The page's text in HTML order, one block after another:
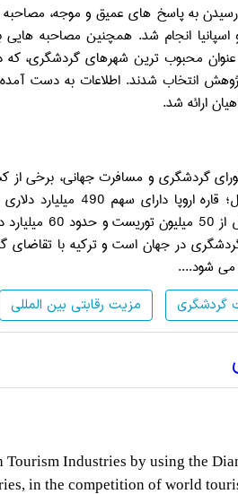
به پاسخ های عمیق و موجه، مصاحبه
انجام شد. همچنین مصاحبه هایی
عنوان محبوب ترین شهرهای گردشگری،
انتخاب شدند. اطلاعات به دست
ارائه شد.
گردشگری و مسافرت جهانی، برخی از
490 میلیارد دلاری از کل درآمد گردشگری جهانی، با درآمد 900
داده است
در جهان است و ترکیه با تقاضای
می شود.
...
مزیت رقابتی بین المللی گردشگری
Industries by using the
in the competition of world